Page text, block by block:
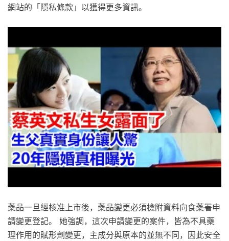
網站的「隱私條款」以獲得更多資訊。
藥品一旦經核准上市後，藥品變更必須檢附資料向食藥署申
請變更登記。 她強調，這次申請變更的案件，皆為不具藥
理作用的賦形劑變更，主成分與原本的並無不同，因此安全